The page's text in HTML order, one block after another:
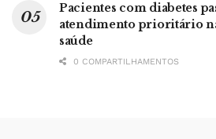
Pacientes com diabetes
atendimento prioritário
saúde
0 COMPARTILHAMENTOS